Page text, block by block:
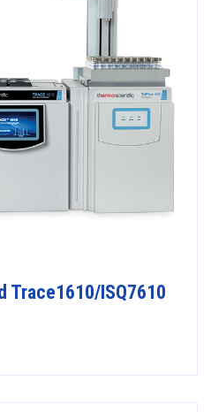
Trace1610/ISQ7610